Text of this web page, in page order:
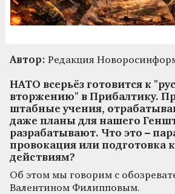
Автор: Редакция
НАТО всерьёз готовится к
вторжению" в Прибалтику.
штабные учения,
даже планы для нашего
разрабатывают. Что это –
провокация или подготовка
действиям?
Об этом мы говорим с
Валентином Филипповым.